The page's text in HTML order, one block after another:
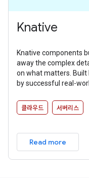
Knative
Knative components
away the complex
on what matters. Built
by successful real-
cloud native services
클라우드 서버리스
Read more